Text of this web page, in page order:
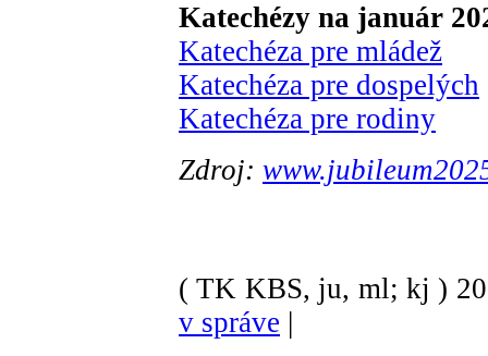
Katechézy na január
Katechéza pre mládež
Katechéza pre dospelých
Katechéza pre rodiny
Zdroj:
( TK KBS, ju, ml; kj )
v správe |